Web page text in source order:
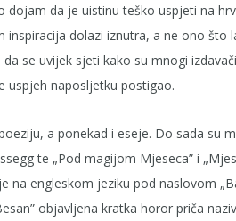
dojam da je uistinu teško uspjeti na
dolazi iznutra, a ne ono što
se uvijek sjeti kako su mnogi
uspjeh naposljetku postigao.
a ponekad i eseje. Do sada su
te „Pod magijom Mjeseca” i
na engleskom jeziku pod naslovom
objavljena kratka horor priča